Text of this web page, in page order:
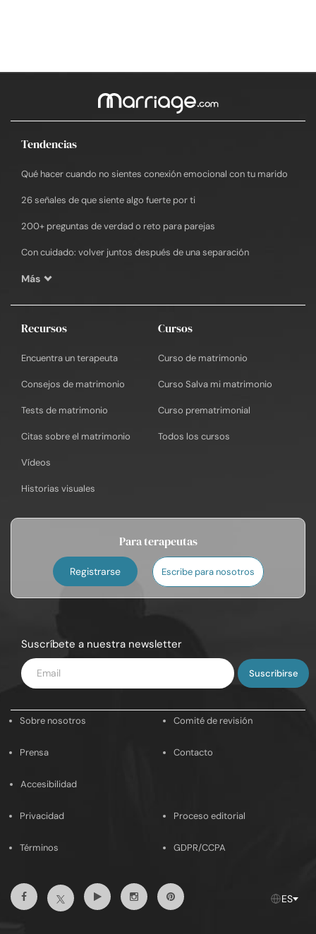
Tendencias
Qué hacer cuando no sientes conexión emocional con tu marido
26 señales de que siente algo fuerte por ti
200+ preguntas de verdad o reto para parejas
Con cuidado: volver juntos después de una separación
Más
Recursos
Encuentra un terapeuta
Consejos de matrimonio
Tests de matrimonio
Citas sobre el matrimonio
Vídeos
Historias visuales
Cursos
Curso de matrimonio
Curso Salva mi matrimonio
Curso prematrimonial
Todos los cursos
Para terapeutas
Registrarse Escribe para nosotros
Suscríbete a nuestra newsletter
Introduce
tu
Sobre nosotros Comité de revisión
Prensa Contacto
Accesibilidad
Privacidad Proceso editorial
Términos GDPR/CCPA
FacebookTwitterYoutubeInstagramPinterest ES